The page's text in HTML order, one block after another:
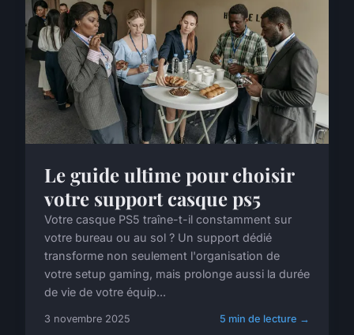
Le guide ultime pour choisir
votre support casque ps5
Votre casque PS5 traîne-t-il constamment sur
votre bureau ou au sol ? Un support dédié
transforme non seulement l'organisation de
votre setup gaming, mais prolonge aussi la durée
de vie de votre équip...
3 novembre 2025 5 min de lecture →